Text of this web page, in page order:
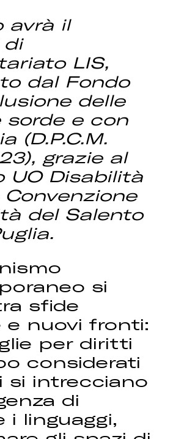
avrà il
di
LIS,
dal Fondo
delle
sorde e con
(D.P.C.M.
grazie al
UO Disabilità
Convenzione
del Salento
si
sfide
e nuovi fronti:
per diritti
considerati
si intrecciano
di
i linguaggi,